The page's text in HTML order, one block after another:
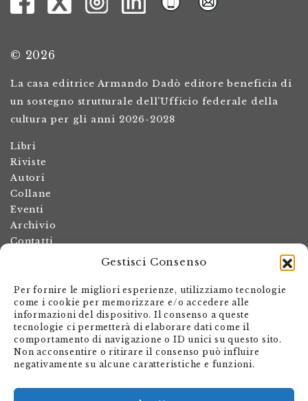
Gestisci Consenso
Per fornire le migliori esperienze, utilizziamo tecnologie
come i cookie per memorizzare e/o accedere alle
informazioni del dispositivo. Il consenso a queste
tecnologie ci permetterà di elaborare dati come il
comportamento di navigazione o ID unici su questo sito.
Non acconsentire o ritirare il consenso può influire
negativamente su alcune caratteristiche e funzioni.
© 2026
La casa editrice Armando Dadò editore beneficia di
un sostegno strutturale dell’Ufficio federale della
cultura per gli anni 2026-2028
Libri
Riviste
Autori
Collane
Eventi
Archivio
Contatti
Termini e condizioni
Spese di spedizione
Politica dei resi
Informativa sulla privacy
Il mio account
Carrello